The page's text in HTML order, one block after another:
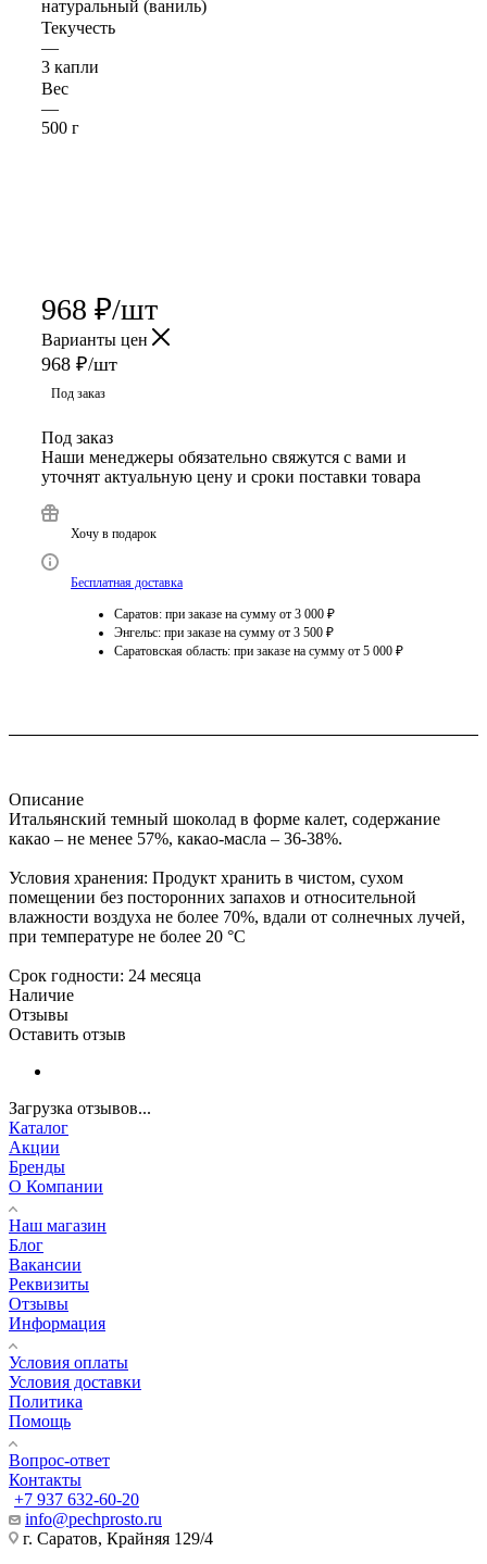
натуральный (ваниль)
Текучесть
—
3 капли
Вес
—
500 г
968 ₽/шт
Варианты цен
968 ₽/шт
Под заказ
Под заказ
Наши менеджеры обязательно свяжутся с вами и
уточнят актуальную цену и сроки поставки товара
Хочу в подарок
Бесплатная доставка
Саратов: при заказе на сумму от 3 000 ₽
Энгельс: при заказе на сумму от 3 500 ₽
Саратовская область: при заказе на сумму от 5 000 ₽
Описание
Итальянский темный шоколад в форме калет, содержание
какао – не менее 57%, какао-масла – 36-38%.
Условия хранения: Продукт хранить в чистом, сухом
помещении без посторонних запахов и относительной
влажности воздуха не более 70%, вдали от солнечных лучей,
при температуре не более 20 °C
Срок годности: 24 месяца
Наличие
Отзывы
Оставить отзыв
Загрузка отзывов...
Каталог
Акции
Бренды
О Компании
Наш магазин
Блог
Вакансии
Реквизиты
Отзывы
Информация
Условия оплаты
Условия доставки
Политика
Помощь
Вопрос-ответ
Контакты
+7 937 632-60-20
info@pechprosto.ru
г. Саратов, Крайняя 129/4